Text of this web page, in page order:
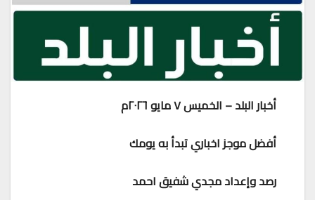
أخبار البلد – الخميس ٧ مايو ٢٠٢٦م
أفضل موجز اخباري تبدأ به يومك
رصد وإعداد مجدي شفيق احمد